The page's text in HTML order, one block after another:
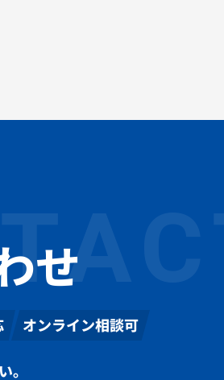
せ
オンライン相談可
。